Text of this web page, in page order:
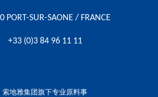
PORT-SUR-SAONE / FRANCE
+33 (0)3 84 96 11 11
索地雅集团旗下专业原料事